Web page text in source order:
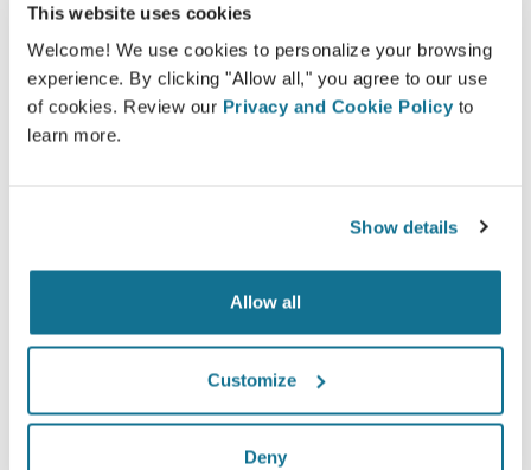
This website uses cookies
Welcome! We use cookies to personalize your browsing
experience. By clicking "Allow all," you agree to our use
of cookies. Review our Privacy and Cookie Policy to
learn more.
Show details
Allow all
Customize
Deny
Depois da consulta comHakan Özocak
pedir acesso e também compartilhar com seus amigos
e familiares e ter opiniões.
Fácil e seguro
privacidade sempre. Nossos servidores são
criptografados, o que garante que suas
informações estejam protegidas.